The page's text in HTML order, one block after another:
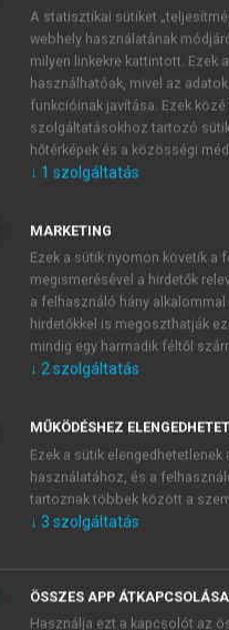
FIÓKKAL
azonosítóval
A statisztikai sütiket
webhely használatának
milyen linkekre kattintott.
használhatóak, mivel az
funkcióinak javítása. Ezek
szolgáltatásokhoz tartozó
hőtérképek és a közösségi
↓ 1 szolgáltatás
MARKETING
Ezek a sütik nyomon követik a
megismerésével a hirdetők
a felhasználó hány
hirdetőkkel is megoszthatják
mindig egy harmadik féltől
↓ 2szolgáltatás
MŰKÖDÉSHEZ
Ezek a sütik
használatához, és a
tartoznak többek között a
↓ 3 szolgáltatás
ÖSSZES APP ÁTKAPCSOLÁSA
Használja ezt a kapcsolót az